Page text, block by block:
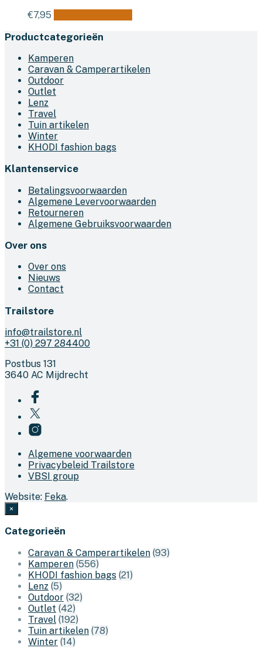
€7,95
Deze
Productcategorieën
Kamperen
Caravan & Camperartikelen
Outdoor
Outlet
Lenz
Travel
Tuin artikelen
Winter
KHODI fashion bags
Klantenservice
Betalingsvoorwaarden
Algemene Levervoorwaarden
Retourneren
Algemene Gebruiksvoorwaarden
Over ons
Over ons
Nieuws
Contact
Trailstore
info@trailstore.nl
+31 (0) 297 284400
Postbus 131
3640 AC Mijdrecht
Algemene voorwaarden
Privacybeleid Trailstore
VBSI group
Website: Feka.
×
Categorieën
Caravan & Camperartikelen (93)
Kamperen (556)
KHODI fashion bags (21)
Lenz (5)
Outdoor (32)
Outlet (42)
Travel (192)
Tuin artikelen (78)
Winter (14)